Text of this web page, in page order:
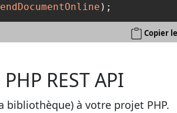
Copier
REST API
bibliothèque) à votre projet PHP.